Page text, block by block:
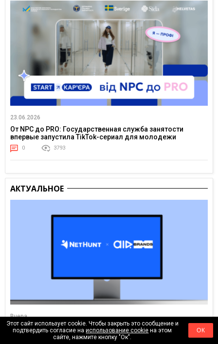
23.06.2026
От NPC до PRO: Государственная служба занятости
впервые запустила TikTok-сериал для молодежи
0 3793
АКТУАЛЬНОЕ
Вчера
Как настроить процессы для агентства: опыт AIR Brands в
NetHunt CRM
Этот сайт использует cookie. Чтобы закрыть это сообщение и
подтвердить согласие наиспользование cookie на этом
сайте, нажмите кнопку "Ок".
ОК